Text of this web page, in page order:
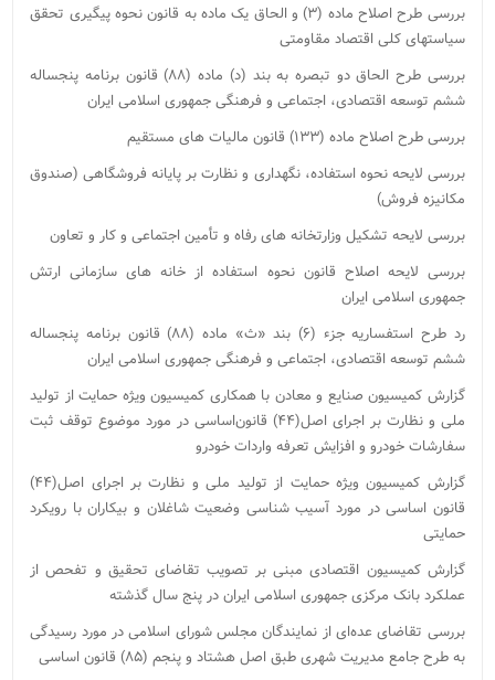
بررسی طرح اصلاح ماده (۳) و الحاق یک ماده به قانون نحوه پیگیری تحقق
سیاستهای کلی اقتصاد مقاومتی
بررسی طرح الحاق دو تبصره به بند (د) ماده (۸۸) قانون برنامه پنجساله
ششم توسعه اقتصادی، اجتماعی و فرهنگی جمهوری اسلامی ایران
بررسی طرح اصلاح ماده (۱۳۳) قانون مالیات های مستقیم
بررسی لایحه نحوه استفاده، نگهداری و نظارت بر پایانه فروشگاهی (صندوق
مکانیزه فروش)
بررسی لایحه تشکیل وزارتخانه های رفاه و تأمین اجتماعی و کار و تعاون
بررسی لایحه اصلاح قانون نحوه استفاده از خانه های سازمانی ارتش
جمهوری اسلامی ایران
رد طرح استفساریه جزء (۶) بند «ث» ماده (۸۸) قانون برنامه پنجساله
ششم توسعه اقتصادی، اجتماعی و فرهنگی جمهوری اسلامی ایران
گزارش کمیسیون‌ صنایع و معادن با همکاری کمیسیون ویژه حمایت از تولید
ملی و نظارت بر اجرای اصل(۴۴) قانون‌اساسی در مورد موضوع توقف ثبت
سفارشات خودرو و افزایش تعرفه واردات خودرو
گزارش کمیسیون ویژه حمایت از تولید ملی و نظارت بر اجرای اصل(۴۴)
قانون اساسی در مورد آسیب شناسی وضعیت شاغلان و بیکاران با رویکرد
حمایتی
گزارش کمیسیون اقتصادی مبنی بر تصویب تقاضای تحقیق و تفحص از
عملکرد بانک مرکزی جمهوری اسلامی ایران در پنج سال گذشته
بررسی تقاضای عده‌ای از نمایندگان مجلس شورای اسلامی در مورد رسیدگی
به طرح جامع مدیریت شهری طبق اصل هشتاد و پنجم (۸۵) قانون اساسی